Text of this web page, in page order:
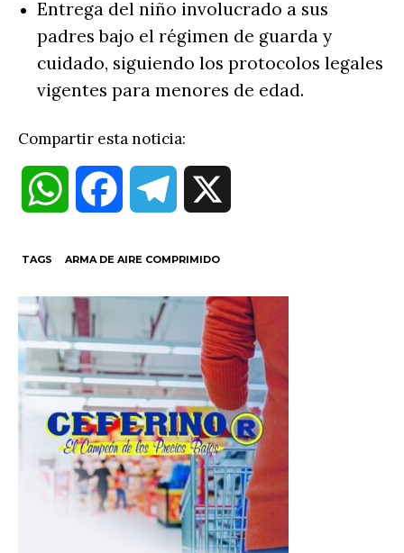
Entrega del niño involucrado a sus
padres bajo el régimen de guarda y
cuidado, siguiendo los protocolos legales
vigentes para menores de edad.
Compartir esta noticia:
W
t
s
A
p
b
o
o
k
g
r
a
m
TAGS ARMA DE AIRE COMPRIMIDO